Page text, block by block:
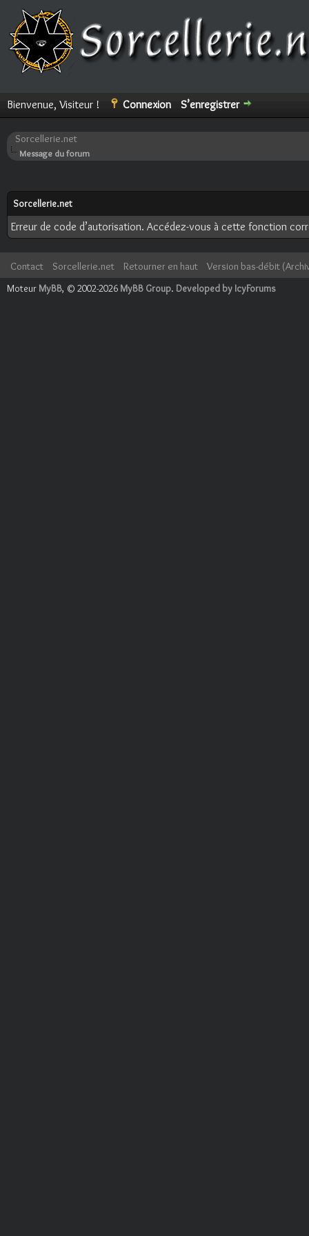
Bienvenue, Visiteur ! Connexion S’enregistrer
Sorcellerie.net
Message du forum
Sorcellerie.net
Erreur de code d’autorisation. Accédez-vous à cette fonction
Contact Sorcellerie.net Retourner en haut
Version bas-débit
Moteur MyBB, © 2002-2026 MyBB Group. Developed by IcyForums